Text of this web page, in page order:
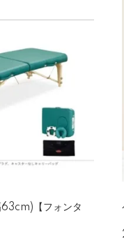
【フォンタ